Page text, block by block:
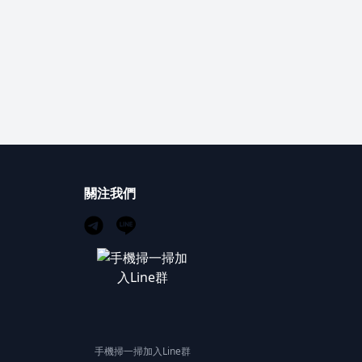
關注我們
手機掃一掃加入Line群